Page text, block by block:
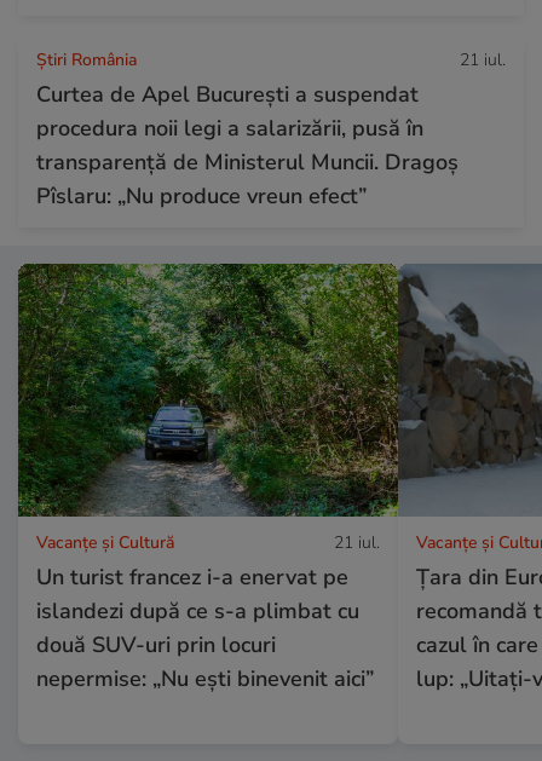
Știri România 21 iul.
Curtea de Apel București a suspendat
procedura noii legi a salarizării, pusă în
transparență de Ministerul Muncii. Dragoș
Pîslaru: „Nu produce vreun efect”
Vacanțe și Cultură 21 iul.
Un turist francez i-a enervat pe
islandezi după ce s-a plimbat cu
două SUV-uri prin locuri
nepermise: „Nu ești binevenit aici”
Vacanțe și
Țara din
recomandă
cazul în
lup: „Uitați-